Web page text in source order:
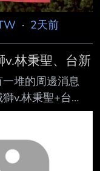
· 2天前
林秉聖、台新
堆的周邊消息
v.林秉聖+台
到了，判決認定
為主。 想要懶
簡要法律分析 基